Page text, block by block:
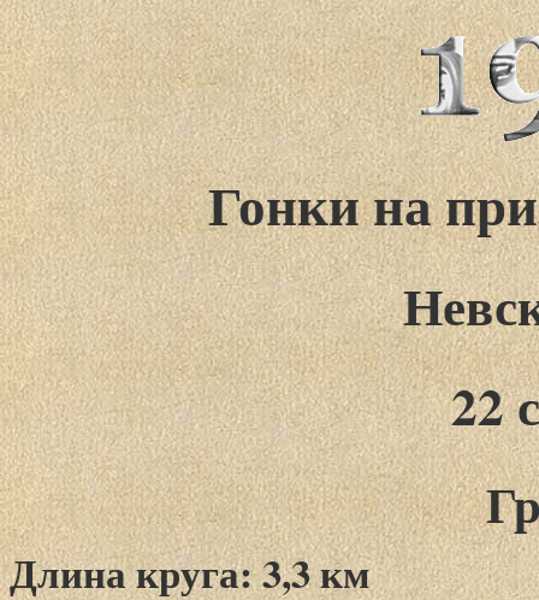
Гонки на
22
Длина круга: 3,3 км